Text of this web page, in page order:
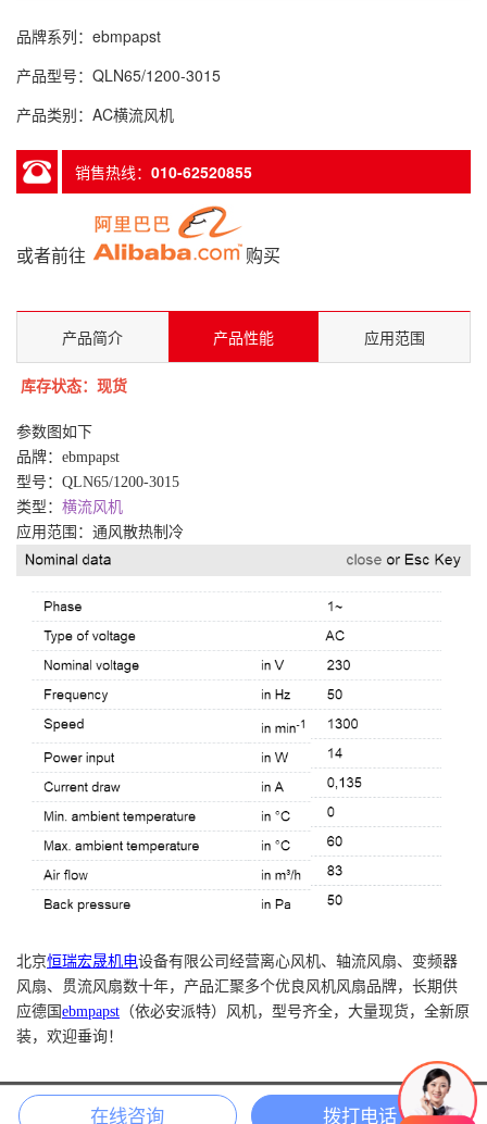
品牌系列：ebmpapst
产品型号：QLN65/1200-3015
产品类别：AC横流风机
销售热线： 010-62520855
或者前往 购买
产品简介 产品性能 应用范围
库存状态：现货
参数图如下
品牌： ebmpapst
型号：QLN65/1200-3015
类型： 横流风机
应用范围：通风散热制冷
北京恒瑞宏晟机电设备有限公司经营离心风机、轴流风扇、变频器
风扇、贯流风扇数十年，产品汇聚多个优良风机风扇品牌，长期供
应德国ebmpapst （依必安派特）风机，型号齐全，大量现货，全新原
装，欢迎垂询！
COPYRIGHT 2018 北京恒瑞宏晟机电设备有限公司 版权所有
在线咨询 拨打电话